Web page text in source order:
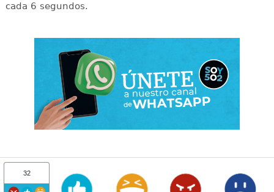
cada 6 segundos.
32